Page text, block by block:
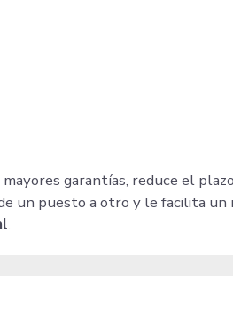
garantías, reduce el
un puesto a otro y le facilita un
.